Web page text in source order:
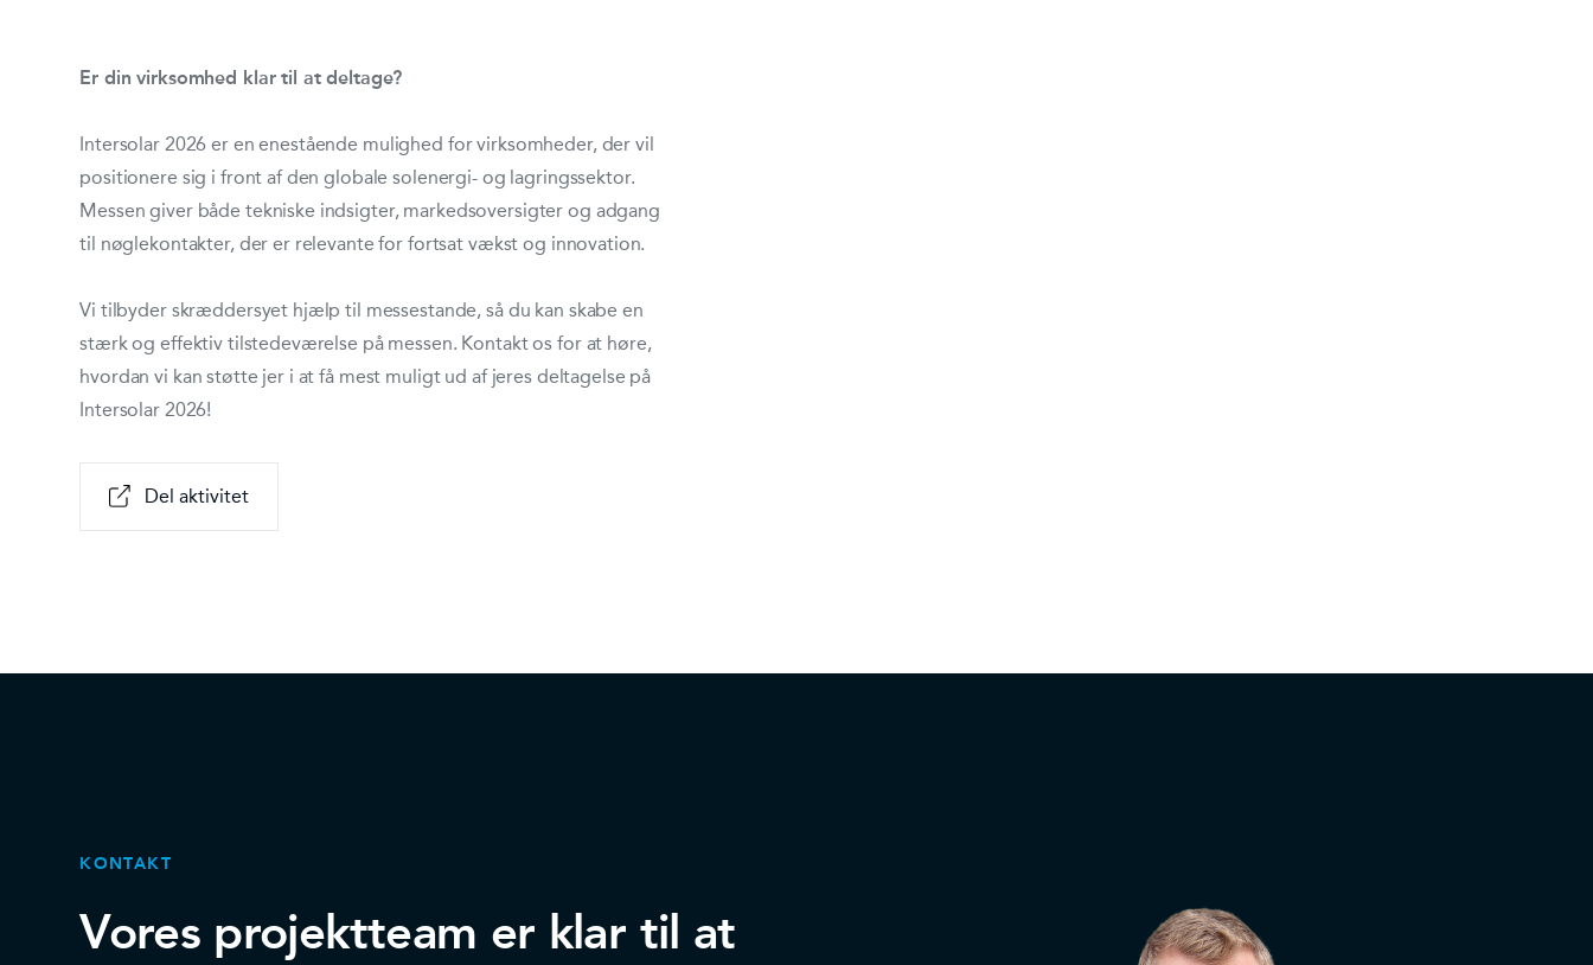
Er din virksomhed klar til at deltage?
Intersolar 2026 er en enestående mulighed for virksomheder, der vil
positionere sig i front af den globale solenergi- og lagringssektor.
Messen giver både tekniske indsigter, markedsoversigter og adgang
til nøglekontakter, der er relevante for fortsat vækst og innovation.
Vi tilbyder skræddersyet hjælp til messestande, så du kan skabe en
stærk og effektiv tilstedeværelse på messen. Kontakt os for at høre,
hvordan vi kan støtte jer i at få mest muligt ud af jeres deltagelse på
Intersolar 2026!
Del aktivitet
KONTAKT
Vores projektteam er klar til at